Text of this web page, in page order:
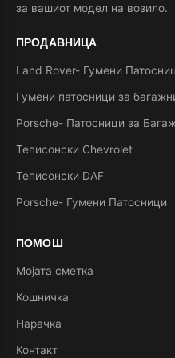
за вашиот модел на возило.
ПРОДАВНИЦА
Land Rover- Гумени
Гумени патосници за
Porsche- Патосници за
Теписонски Chevrolet
Теписонски DAF
Porsche- Гумени Патосници
ПОМОШ
Мојата сметка
Кошничка
Нарачка
Контакт